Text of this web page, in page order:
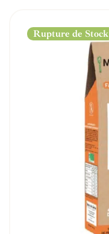
Rupture de Stock